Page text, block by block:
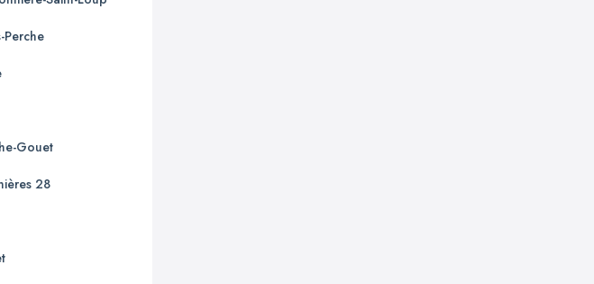
Perche
Gouet
28